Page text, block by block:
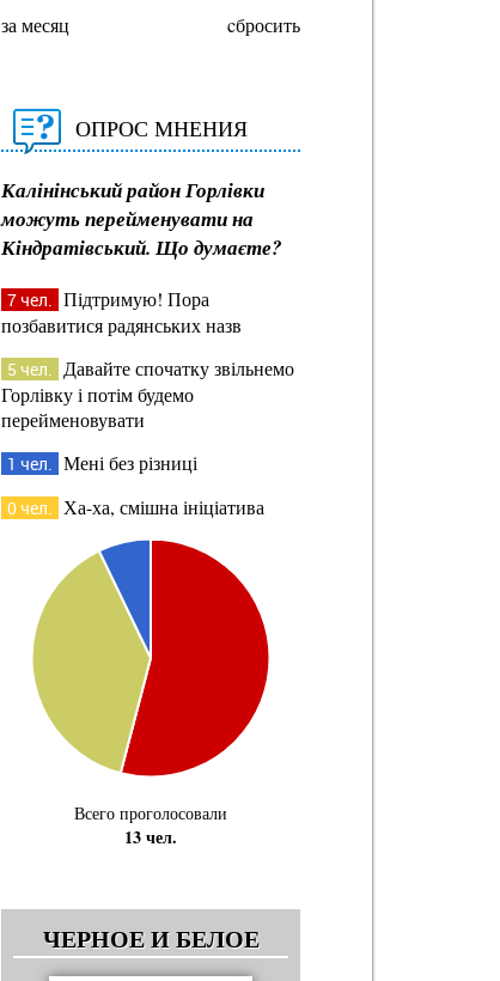
за месяц cбросить
ОПРОС МНЕНИЯ
Калінінський район Горлівки
можуть перейменувати на
Кіндратівський. Що думаєте?
7 чел. Підтримую! Пора
позбавитися радянських назв
5 чел. Давайте спочатку звільнемо
Горлівку і потім будемо
перейменовувати
1 чел. Мені без різниці
0 чел. Ха-ха, смішна ініціатива
Всего проголосовали
13 чел.
ЧЕРНОЕ И БЕЛОЕ